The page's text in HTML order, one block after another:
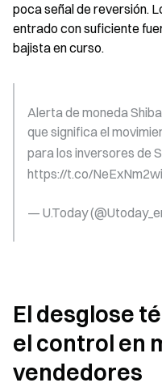
poca señal de reversión.
entrado con suficiente
bajista en curso.
Alerta de moneda
que significa el
para los inversores de
https://t.co/
— U.Today
El desglose
el control en
vendedores